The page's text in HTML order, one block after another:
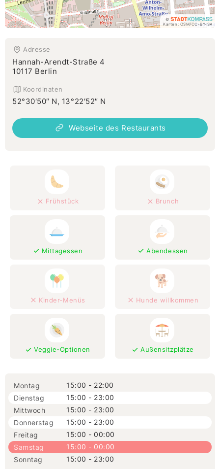
©
Karten: OSM/CC-BY-SA
Adresse
Hannah-Arendt-Straße 4
10117 Berlin
Koordinaten
52°30′50″ N, 13°22′52″ N
Webseite des Restaurants
Frühstück Brunch
Mittagessen Abendessen
Kinder-Menüs Hunde willkommen
Veggie-Optionen Außensitzplätze
Montag
15:00 - 22:00
Dienstag
15:00 - 23:00
Mittwoch
15:00 - 23:00
Donnerstag
15:00 - 23:00
Freitag
15:00 - 00:00
Samstag
15:00 - 00:00
Sonntag
15:00 - 23:00